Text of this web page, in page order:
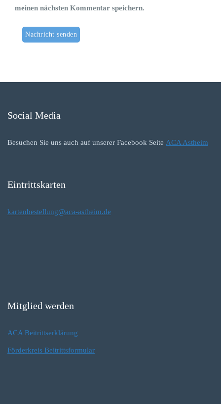
meinen nächsten Kommentar speichern.
Social Media
Besuchen Sie uns auch auf unserer Facebook Seite ACA Astheim
Eintrittskarten
kartenbestellung@aca-astheim.de
Mitglied werden
ACA Beitrittserklärung
Förderkreis Beitrittsformular